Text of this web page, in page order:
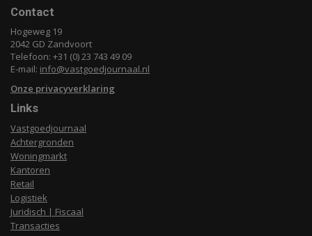
Contact
Hogeweg 19
2042 GD Zandvoort
Telefoon: +31 (0) 23 743 49 09
E-mail: info@vastgoedjournaal.nl
Onze privacyverklaring
Links
Vastgoedjournaal
Achtergronden
Woningmarkt
Kantoren
Retail
Logistiek
Juridisch | Fiscaal
Transacties